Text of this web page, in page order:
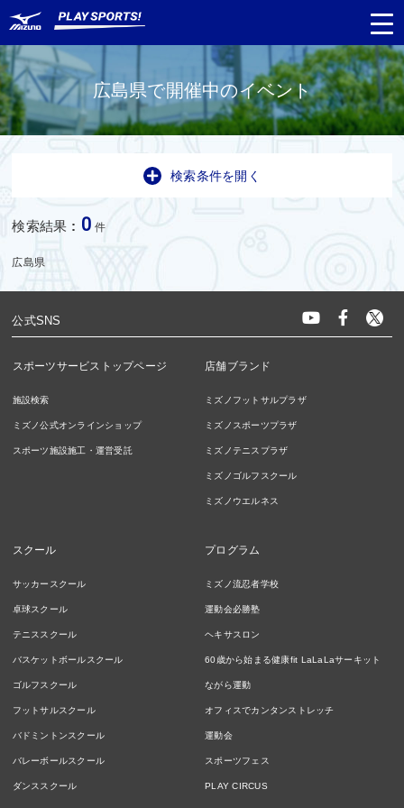
都道府県から探す
対象年齢
広島県で開催中のイベント
検索条件を開く
検索結果 : 0 件
広島県
公式SNS
スポーツサービストップページ
施設検索
ミズノ公式オンラインショップ
スポーツ施設施工・運営受託
店舗ブランド
ミズノフットサルプラザ
ミズノスポーツプラザ
ミズノテニスプラザ
ミズノゴルフスクール
ミズノウエルネス
スクール
サッカースクール
卓球スクール
テニススクール
バスケットボールスクール
ゴルフスクール
フットサルスクール
バドミントンスクール
バレーボールスクール
ダンススクール
プログラム
ミズノ流忍者学校
運動会必勝塾
ヘキサスロン
60歳から始まる健康fit LaLaLaサーキット
ながら運動
オフィスでカンタンストレッチ
運動会
スポーツフェス
PLAY CIRCUS